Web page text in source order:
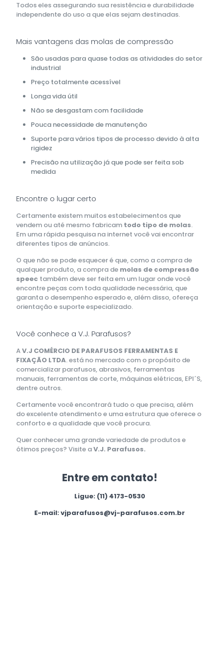
Todos eles assegurando sua resistência e durabilidade
independente do uso a que elas sejam destinadas.
Mais vantagens das molas de compressão
São usadas para quase todas as atividades do setor
industrial
Preço totalmente acessível
Longa vida útil
Não se desgastam com facilidade
Pouca necessidade de manutenção
Suporte para vários tipos de processo devido à alta
rigidez
Precisão na utilização já que pode ser feita sob
medida
Encontre o lugar certo
Certamente existem muitos estabelecimentos que
vendem ou até mesmo fabricam todo tipo de molas.
Em uma rápida pesquisa na internet você vai encontrar
diferentes tipos de anúncios.
O que não se pode esquecer é que, como a compra de
qualquer produto, a compra de molas de compressão
speec também deve ser feita em um lugar onde você
encontre peças com toda qualidade necessária, que
garanta o desempenho esperado e, além disso, ofereça
orientação e suporte especializado.
Você conhece a V.J. Parafusos?
AV.J COMÉRCIO DE PARAFUSOS FERRAMENTAS E
FIXAÇÃO LTDA. está no mercado com o propósito de
comercializar parafusos, abrasivos, ferramentas
manuais, ferramentas de corte, máquinas elétricas, EPI´S,
dentre outros.
Certamente você encontrará tudo o que precisa, além
do excelente atendimento e uma estrutura que oferece o
conforto e a qualidade que você procura.
Quer conhecer uma grande variedade de produtos e
ótimos preços? Visite aV.J. Parafusos.
Entre em contato!
Ligue: (11) 4173-0530
E-mail:vjparafusos@vj-parafusos.com.br